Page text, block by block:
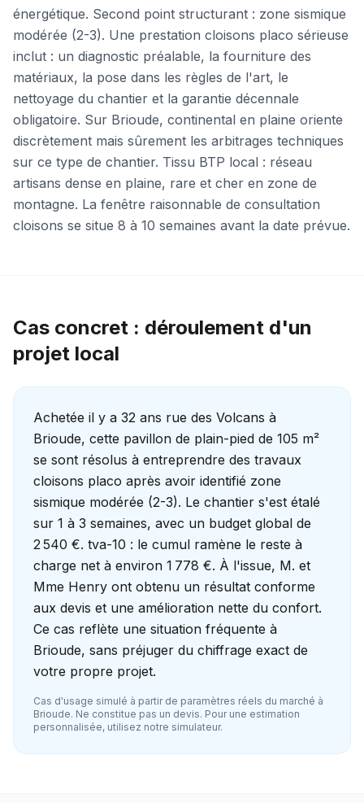
énergétique. Second point structurant : zone sismique
modérée (2-3). Une prestation cloisons placo sérieuse
inclut : un diagnostic préalable, la fourniture des
matériaux, la pose dans les règles de l'art, le
nettoyage du chantier et la garantie décennale
obligatoire. Sur Brioude, continental en plaine oriente
discrètement mais sûrement les arbitrages techniques
sur ce type de chantier. Tissu BTP local : réseau
artisans dense en plaine, rare et cher en zone de
montagne. La fenêtre raisonnable de consultation
cloisons se situe 8 à 10 semaines avant la date prévue.
Cas concret : déroulement d'un
projet local
Achetée il y a 32 ans rue des Volcans à
Brioude, cette pavillon de plain-pied de 105 m²
se sont résolus à entreprendre des travaux
cloisons placo après avoir identifié zone
sismique modérée (2-3). Le chantier s'est étalé
sur 1 à 3 semaines, avec un budget global de
2 540 €. tva-10 : le cumul ramène le reste à
charge net à environ 1 778 €. À l'issue, M. et
Mme Henry ont obtenu un résultat conforme
aux devis et une amélioration nette du confort.
Ce cas reflète une situation fréquente à
Brioude, sans préjuger du chiffrage exact de
votre propre projet.
Cas d'usage simulé à partir de paramètres réels du marché à
Brioude. Ne constitue pas un devis. Pour une estimation
personnalisée, utilisez notre simulateur.